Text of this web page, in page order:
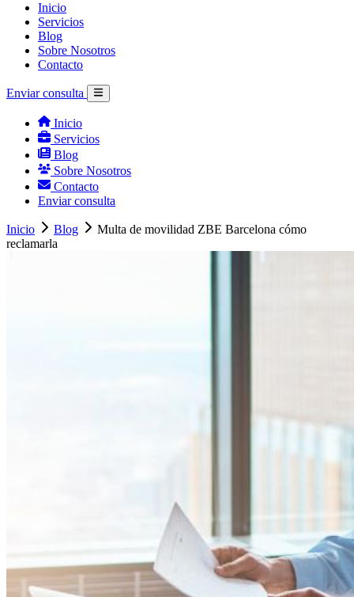
Inicio
Servicios
Blog
Sobre Nosotros
Contacto
Enviar consulta
Inicio
Servicios
Blog
Sobre Nosotros
Contacto
Enviar consulta
Inicio Blog
Multa de movilidad ZBE Barcelona cómo
reclamarla